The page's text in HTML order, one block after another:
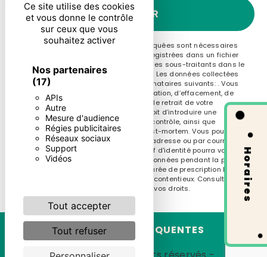
Ce site utilise des cookies
et vous donne le contrôle
sur ceux que vous
souhaitez activer
Nos partenaires
(17)
APIs
Autre
Mesure d'audience
Régies publicitaires
Réseaux sociaux
Support
Vidéos
Tout accepter
Tout refuser
Horaires
ENVOYER
** Les données personnelles communiquées sont nécessaires
aux fins de vous contacter et sont enregistrées dans un fichier
informatisé. Elles sont destinées à et ses sous-traitants dans le
seul but de répondre à votre message. Les données collectées
seront communiquées aux seuls destinataires suivants: . Vous
disposez de droits d’accès, de rectification, d’effacement, de
portabilité, de limitation, d’opposition, de retrait de votre
consentement à tout moment et du droit d’introduire une
réclamation auprès d’une autorité de contrôle, ainsi que
d’organiser le sort de vos données post-mortem. Vous pouvez
exercer ces droits par voie postale à l'adresse ou par courrier
électronique à l'adresse . Un justificatif d'identité pourra vous
être demandé. Nous conservons vos données pendant la période
de prise de contact puis pendant la durée de prescription légale
aux fins probatoires et de gestion des contentieux. Consultez le
site cnil.fr pour plus d’informations sur vos droits.
RECHERCHES FRÉQUENTES